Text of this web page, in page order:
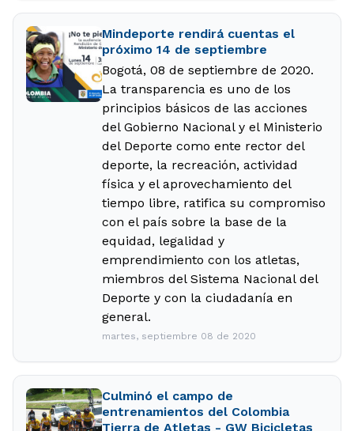
Mindeporte rendirá cuentas el
próximo 14 de septiembre
Bogotá, 08 de septiembre de 2020.
La transparencia es uno de los
principios básicos de las acciones
del Gobierno Nacional y el Ministerio
del Deporte como ente rector del
deporte, la recreación, actividad
física y el aprovechamiento del
tiempo libre, ratifica su compromiso
con el país sobre la base de la
equidad, legalidad y
emprendimiento con los atletas,
miembros del Sistema Nacional del
Deporte y con la ciudadanía en
general.
martes, septiembre 08 de 2020
Culminó el campo de
entrenamientos del Colombia
Tierra de Atletas - GW Bicicletas